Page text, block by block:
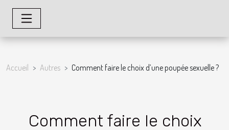
Accueil Autres Comment faire le choix d’une poupée sexuelle ?
Comment faire le choix